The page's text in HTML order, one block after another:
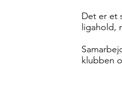
Det er et
ligahold,
klubben